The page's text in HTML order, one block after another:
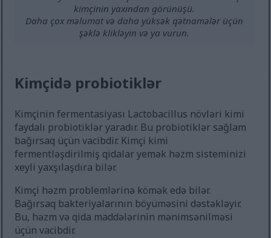
kimçinin yaxından görünüşü.
Daha çox məlumat və daha yüksək qətnamələr üçün
şəklə klikləyin və ya vurun.
Kimçidə probiotiklər
Kimçinin fermentasiyası Lactobacillus növləri kimi
faydalı probiotiklər yaradır. Bu probiotiklər sağlam
bağırsaq üçün vacibdir. Kimçi kimi
fermentləşdirilmiş qidalar yemək həzm sisteminizi
xeyli yaxşılaşdıra bilər.
Kimçi həzm problemlərinə kömək edə bilər.
Bağırsaq bakteriyalarının böyüməsini dəstəkləyir.
Bu, həzm və qida maddələrinin mənimsənilməsi
üçün vacibdir.